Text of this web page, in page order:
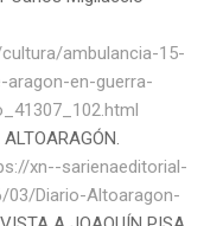
ambulancia-15-
aragon-en-guerra-
xn--sarienaeditorial-
Diario-Altoaragon-